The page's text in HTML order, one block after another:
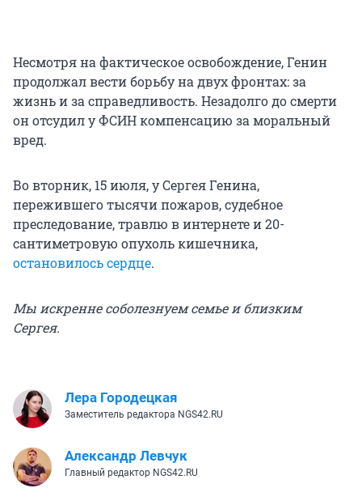
Несмотря на фактическое освобождение, Генин
продолжал вести борьбу на двух фронтах: за
жизнь и за справедливость. Незадолго до смерти
он отсудилу ФСИН компенсацию за моральный
вред.
Во вторник, 15 июля, у Сергея Генина,
пережившего тысячи пожаров, судебное
преследование, травлю в интернете и 20-
сантиметровую опухоль кишечника,
остановилось сердце.
Мы искренне соболезнуем семье и близким
Сергея.
Лера Городецкая
Заместитель редактора NGS42.RU
Александр Левчук
Главный редактор NGS42.RU